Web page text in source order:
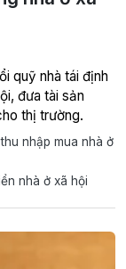
quỹ nhà tái định
đưa tài sản
thị trường.
nhập mua nhà ở
nhà ở xã hội